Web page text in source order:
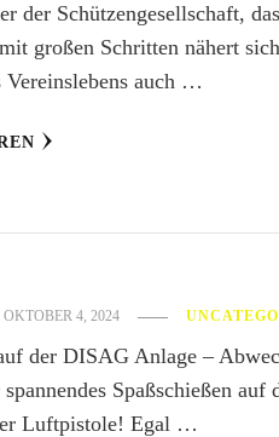
der Schützengesellschaft,
großen Schritten nähert
Vereinslebens auch …
OKTOBER 4, 2024
der DISAG Anlage –
Spaßschießen
Luftpistole! Egal …